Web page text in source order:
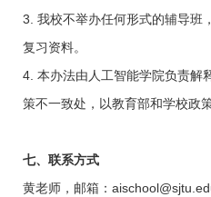
3. 我校不举办任何形式的辅导班
复习资料。
4. 本办法由人工智能学院负责解
策不一致处，以教育部和学校政策
七、联系方式
黄老师，邮箱：